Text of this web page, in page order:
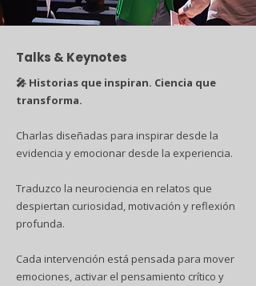
Talks & Keynotes
🎤 Historias que inspiran. Ciencia que
transforma.
Charlas diseñadas para inspirar desde la
evidencia y emocionar desde la experiencia.
Traduzco la neurociencia en relatos que
despiertan curiosidad, motivación y reflexión
profunda.
Cada intervención está pensada para mover
emociones, activar el pensamiento crítico y